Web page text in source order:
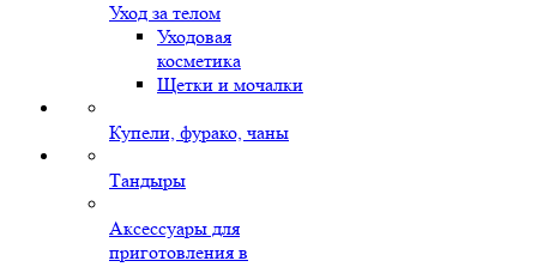
Уход за телом
Уходовая
косметика
Щетки и мочалки
Купели, фурако, чаны
Тандыры
Аксессуары для
приготовления в